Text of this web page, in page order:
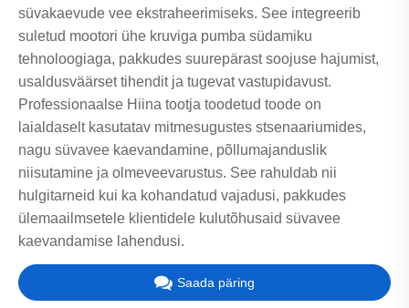
süvakaevude vee ekstraheerimiseks. See integreerib
suletud mootori ühe kruviga pumba südamiku
tehnoloogiaga, pakkudes suurepärast soojuse hajumist,
usaldusväärset tihendit ja tugevat vastupidavust.
Professionaalse Hiina tootja toodetud toode on
laialdaselt kasutatav mitmesugustes stsenaariumides,
nagu süvavee kaevandamine, põllumajanduslik
niisutamine ja olmeveevarustus. See rahuldab nii
hulgitarneid kui ka kohandatud vajadusi, pakkudes
ülemaailmsetele klientidele kulutõhusaid süvavee
kaevandamise lahendusi.
Saada päring